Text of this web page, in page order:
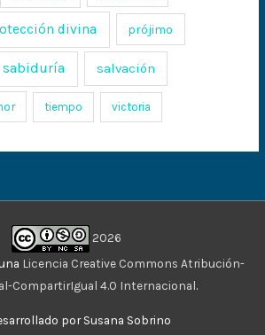
divina prójimo
sabiduría salvación
tiempo victoria
2026
Licencia Creative Commons Atribución-
CompartirIgual 4.0 Internacional.
por Susana Sobrino